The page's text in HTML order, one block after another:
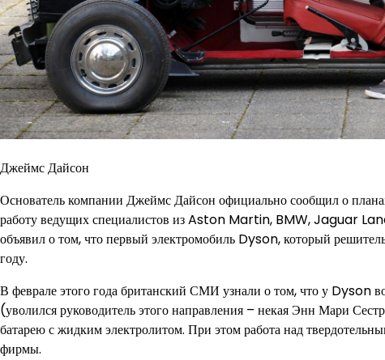
Джеймс Дайсон
Основатель компании Джеймс Дайсон официально сообщил о
работу ведущих специалистов из Aston Martin, BMW, Jaguar
объявил о том, что первый электромобиль Dyson, который
году.
В феврале этого года британский СМИ узнали о том, что у Dyson
(уволился руководитель этого направления – некая Энн Мари
батарею с жидким электролитом. При этом работа над
фирмы.